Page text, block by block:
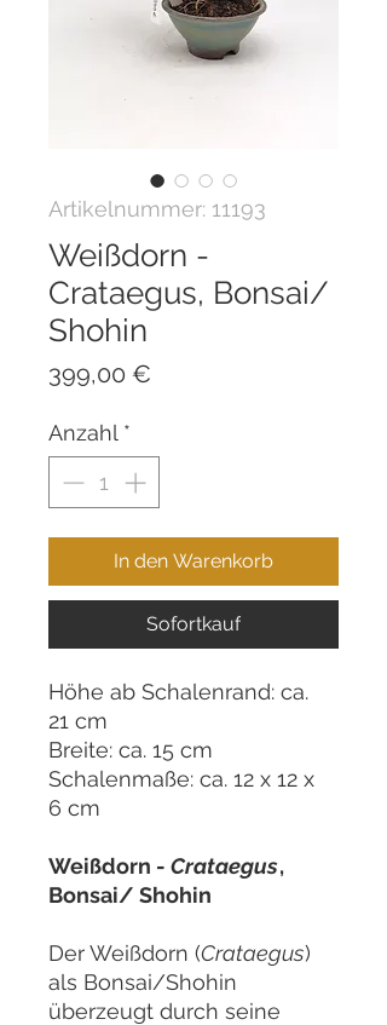
Artikelnummer: 11193
Weißdorn -
Crataegus, Bonsai/
Shohin
399,00 €
Anzahl *
In den Warenkorb
Sofortkauf
Höhe ab Schalenrand: ca.
21 cm
Breite: ca. 15 cm
Schalenmaße: ca. 12 x 12 x
6 cm
Weißdorn - Crataegus,
Bonsai/ Shohin
Der Weißdorn (Crataegus)
als Bonsai/Shohin
überzeugt durch seine